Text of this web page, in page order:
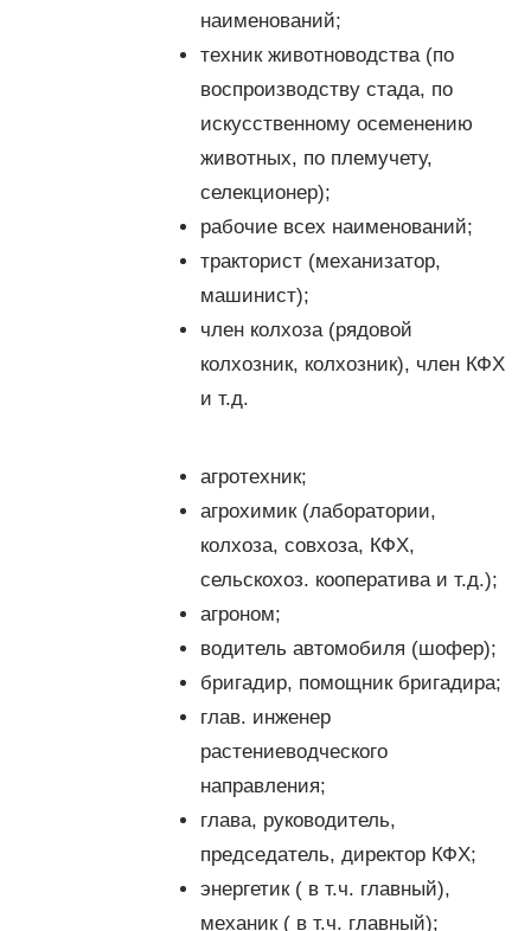
наименований;
техник животноводства (по
воспроизводству стада, по
искусственному осеменению
животных, по племучету,
селекционер);
рабочие всех наименований;
тракторист (механизатор,
машинист);
член колхоза (рядовой
колхозник, колхозник), член КФХ
и т.д.
агротехник;
агрохимик (лаборатории,
колхоза, совхоза, КФХ,
сельскохоз. кооператива и т.д.);
агроном;
водитель автомобиля (шофер);
бригадир, помощник бригадира;
глав. инженер
растениеводческого
направления;
глава, руководитель,
председатель, директор КФХ;
энергетик ( в т.ч. главный),
механик ( в т.ч. главный);